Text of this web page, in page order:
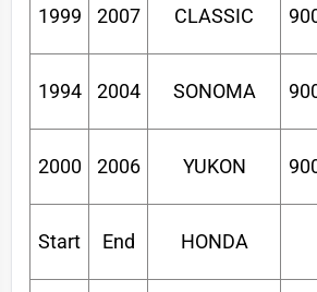
1999 2007
CLASSIC
1994 2004 SONOMA
2000 2006 YUKON
Start End HONDA